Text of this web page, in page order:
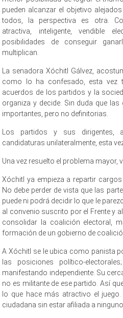
pueden alcanzar el objetivo
todos, la perspectiva es otra.
atractiva, inteligente, vendible
posibilidades de conseguir
multiplican.
La senadora Xóchitl Gálvez,
como lo ha confesado, esta vez
acuerdos de los partidos y la
organiza y decide. Sin duda que
importantes, pero no definitorias.
Los partidos y sus dirigentes,
candidaturas unilateralmente, esta
Una vez resuelto el problema mayor,
Xóchitl ya empieza a repartir
No debe perder de vista que las
puede ni podrá decidir lo que le
al convenio suscrito por el Frente y
consolidar la coalición electoral,
formación de un gobierno de
A Xóchitl se le ubica como panista
las posiciones político-
manifestando independiente. Su
no es militante de ese partido. Así
lo que hace más atractivo el
ciudadana sin estar afiliada a ninguno